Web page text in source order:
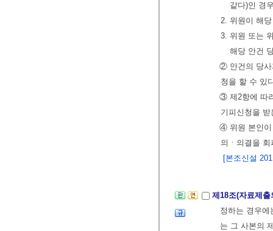
같다)인 경
2. 위원이 해
3. 위원 또는
해당 안건
② 안건의 당사
청을 할 수 있
③ 제2항에 따
기피신청을
④ 위원 본인이
의ㆍ의결을
[본조신설
제18조(자료제
정하는 경우
는 그 사본의